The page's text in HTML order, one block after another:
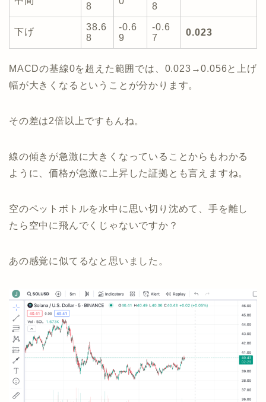
8
8
下げ
38.6
8
-0.6
9
-0.6
7
0.023
MACDの基線0を超えた範囲では、0.023→0.056と上げ
幅が大きくなるということが分かります。
その差は2倍以上ですもんね。
線の傾きが急激に大きくなっていることからもわかる
ように、価格が急激に上昇した証拠とも言えますね。
空のペットボトルを水中に思い切り沈めて、手を離し
たら空中に飛んでくじゃないですか？
あの感覚に似てるなと思いました。